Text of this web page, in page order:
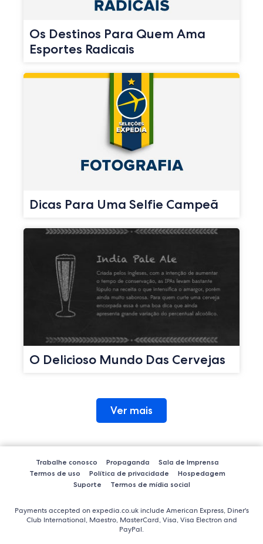
Os Destinos Para Quem Ama
Esportes Radicais
Dicas Para Uma Selfie Campeã
O Delicioso Mundo Das Cervejas
Ver mais
Trabalhe conosco Propaganda
Sala de Imprensa
Termos de uso
Política de privacidade
Hospedagem
Suporte
Termos de mídia social
Payments accepted on expedia.co.uk include American Express, Diner's
Club International, Maestro, MasterCard, Visa, Visa Electron and
PayPal.